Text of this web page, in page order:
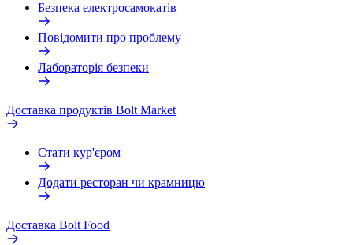
Безпека електросамокатів
Повідомити про проблему
Лабораторія безпеки
Доставка продуктів Bolt Market
Стати кур'єром
Додати ресторан чи крамницю
Доставка Bolt Food